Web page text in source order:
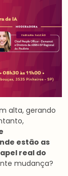
alta, gerando
estão as
real do
mudança?